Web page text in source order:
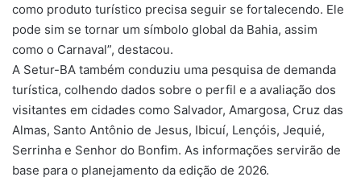
como produto turístico precisa seguir se fortalecendo. Ele
pode sim se tornar um símbolo global da Bahia, assim
como o Carnaval”, destacou.
A Setur-BA também conduziu uma pesquisa de demanda
turística, colhendo dados sobre o perfil e a avaliação dos
visitantes em cidades como Salvador, Amargosa, Cruz das
Almas, Santo Antônio de Jesus, Ibicuí, Lençóis, Jequié,
Serrinha e Senhor do Bonfim. As informações servirão de
base para o planejamento da edição de 2026.